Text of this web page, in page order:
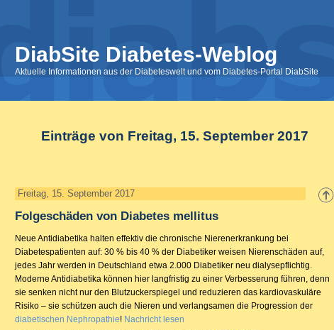
DiabSite Diabetes-Weblog
Aktuelle Informationen aus der Diabeteswelt und vom Diabetes-Portal DiabSite
Einträge von Freitag, 15. September 2017
Freitag, 15. September 2017
Folgeschäden von Diabetes mellitus
Neue Antidiabetika halten effektiv die chronische Nierenerkrankung bei
Diabetespatienten auf: 30 % bis 40 % der Diabetiker weisen Nierenschäden auf,
jedes Jahr werden in Deutschland etwa 2.000 Diabetiker neu dialysepflichtig.
Moderne Antidiabetika können hier langfristig zu einer Verbesserung führen, denn
sie senken nicht nur den Blutzuckerspiegel und reduzieren das kardiovaskuläre
Risiko – sie schützen auch die Nieren und verlangsamen die Progression der
diabetischen Nephropathie! Nachricht lesen